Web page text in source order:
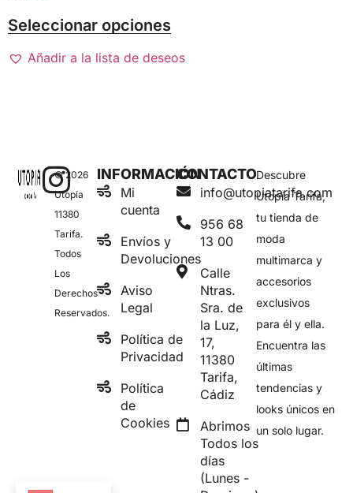
Seleccionar opciones
Añadir a la lista de deseos
© 2026
Utopía
11380
Tarifa.
Todos
Los
Derechos
Reservados.
Descubre
Utopía Tarifa,
tu tienda de
moda
multimarca y
accesorios
exclusivos
para él y ella.
Encuentra las
últimas
tendencias y
looks únicos en
un solo lugar.
CONTACTO
info@utopiatarifa.com
956 68
13 00
Calle
Ntras.
Sra. de
la Luz,
17,
11380
Tarifa,
Cádiz
Abrimos
Todos los
días
(Lunes -
INFORMACIÓN
Mi
cuenta
Envíos y
Devoluciones
Aviso
Legal
Política de
Privacidad
Política
de
Cookies